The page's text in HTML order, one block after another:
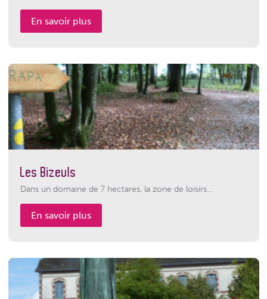
En savoir plus
Les Bizeuls
Dans un domaine de 7 hectares, la zone de loisirs...
En savoir plus